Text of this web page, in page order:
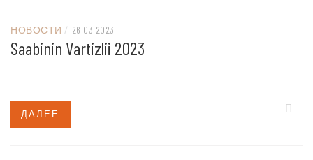
НОВОСТИ / 26.03.2023
Saabinin Vartizlii 2023
ДАЛЕЕ